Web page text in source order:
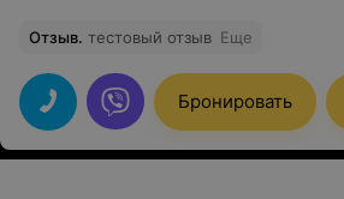
Отзыв. тестовый отзыв Еще
Бронировать